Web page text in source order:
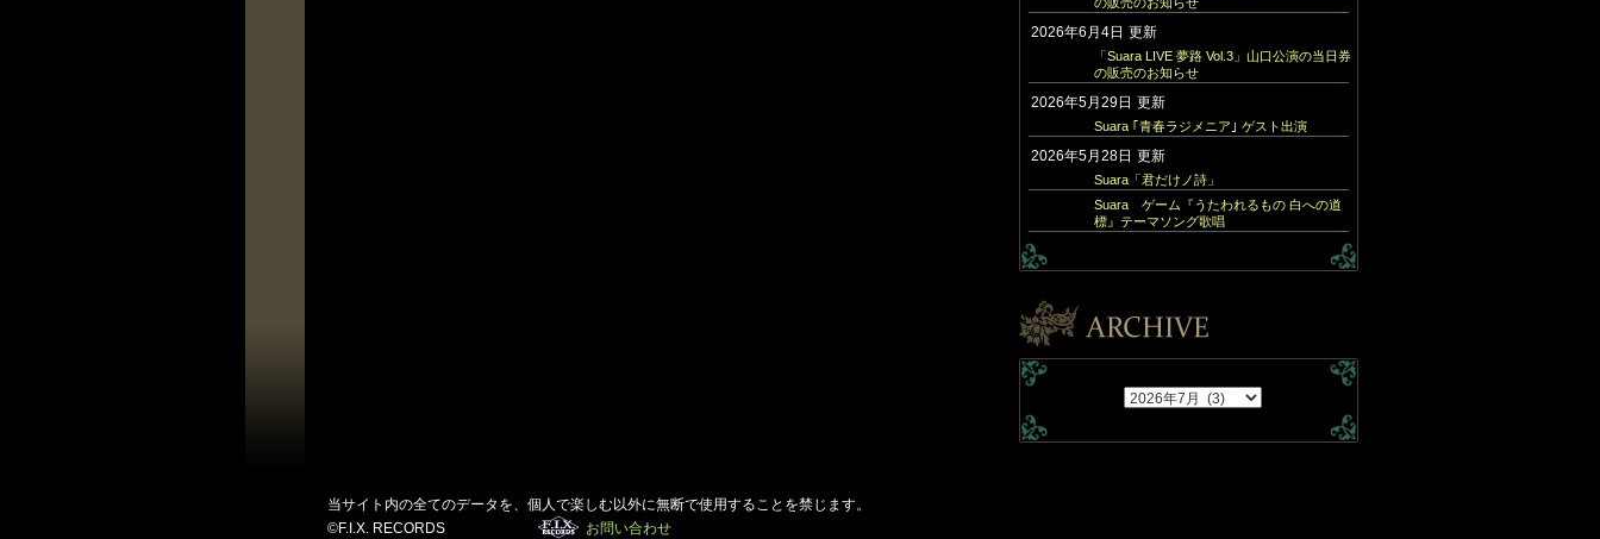
2026年6月4日 更新
「Suara LIVE 夢路 Vol.3」山口公演の当日券
の販売のお知らせ
2026年5月29日 更新
Suara ｢青春ラジメニア｣ ゲスト出演
2026年5月28日 更新
Suara「君だけノ詩」
Suara ゲーム『うたわれるもの 白への道
標』テーマソング歌唱
当サイト内の全てのデータを、個人で楽しむ以外に無断で使用することを禁じます。
©F.I.X. RECORDS
お問い合わせ